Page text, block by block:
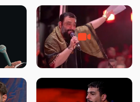
جانا جانا ابی عبدالله – کربلایی جواد
مقدم – شب هشتم محرم 1448 –
مادر
محمود
هیئت